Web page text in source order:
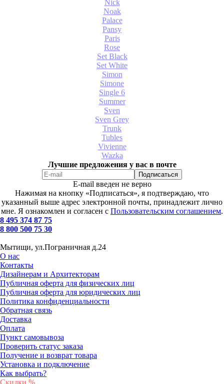
Nick
Noak
Palace
Pansy
Paris
Rose
Set Black
Set White
Simon
Simone
Single 6
Summer
Sven
Sven Grey
Trunk
Tubles
Vivienne
Wazka
Лучшие предложения у вас в почте
E-mail введен не верно
Нажимая на кнопку «Подписаться», я подтверждаю, что
указанный выше адрес электронной почты, принадлежит лично
мне. Я ознакомлен и согласен с Пользовательским соглашением.
8 495 374 87 75
8 800 500 75 30
Мытищи, ул.Пограничная д.24
О нас
Контакты
Дизайнерам и Архитекторам
Публичная оферта для физических лиц
Публичная оферта для юридических лиц
Политика конфиденциальности
Обратная связь
Доставка
Оплата
Пункт самовывоза
Проверить статус заказа
Получение и возврат товара
Установка и подключение
Как выбрать?
Скидки %